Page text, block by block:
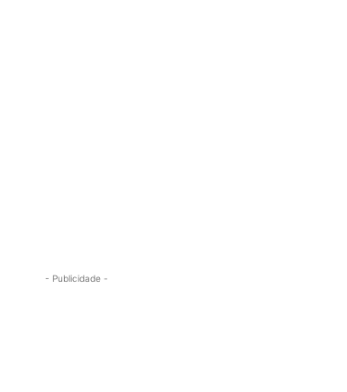
- Publicidade -